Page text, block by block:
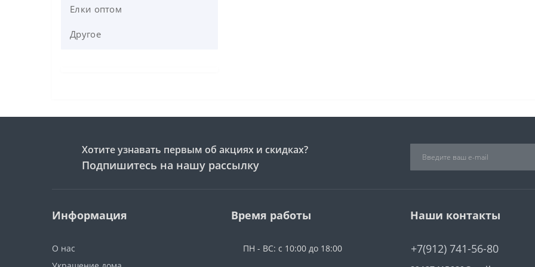
Елки оптом
Другое
Хотите узнавать первым об акциях и скидках?
Подпишитесь на нашу рассылку
Информация
О нас
Время работы
ПН - ВС: с 10:00 до 18:00
Наши контакты
+7(912) 741-56-80